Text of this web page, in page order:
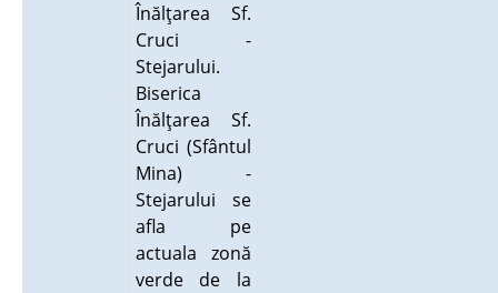
Înălţarea Sf.
Cruci -
Stejarului.
Biserica
Înălţarea Sf.
Cruci (Sfântul
Mina) -
Stejarului se
afla pe
actuala zonă
verde de la